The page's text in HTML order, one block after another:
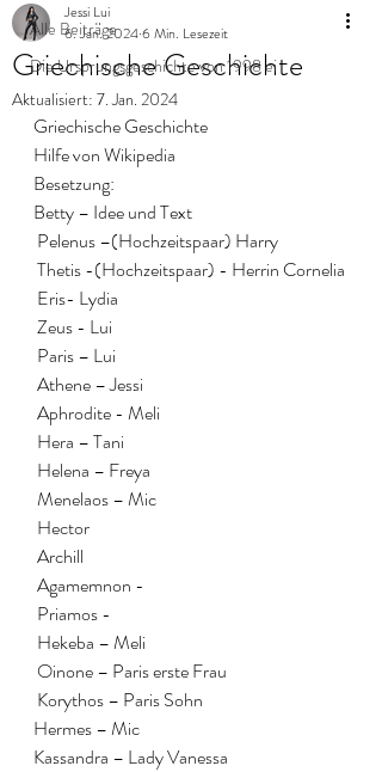
Alle Beiträge
Die Ursprungsgeschichte von 1998 ei
Griechische Geschichte
Jessi Lui
6. Jan. 20246 Min. Lesezeit
Aktualisiert: 7. Jan. 2024
Griechische Geschichte
Hilfe von Wikipedia
Besetzung:
Betty – Idee und Text
Pelenus –(Hochzeitspaar) Harry
Thetis -(Hochzeitspaar) - Herrin Cornelia
Eris- Lydia
Zeus - Lui
Paris – Lui
Athene – Jessi
Aphrodite - Meli
Hera – Tani
Helena – Freya
Menelaos – Mic
Hector
Archill
Agamemnon -
Priamos -
Hekeba – Meli
Oinone – Paris erste Frau
Korythos – Paris Sohn
Hermes – Mic
Kassandra – Lady Vanessa